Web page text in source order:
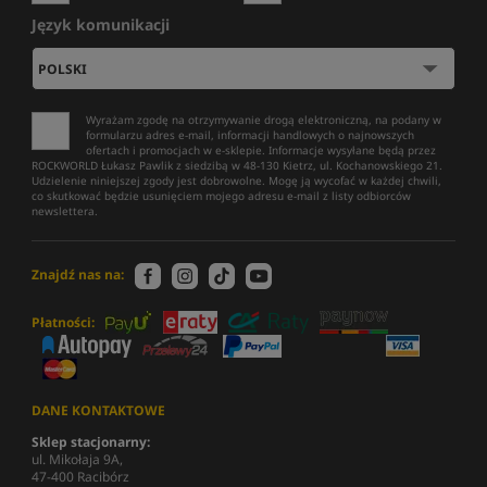
Język komunikacji
Wyrażam zgodę na otrzymywanie drogą elektroniczną, na podany w
formularzu adres e-mail, informacji handlowych o najnowszych
ofertach i promocjach w e-sklepie. Informacje wysyłane będą przez
ROCKWORLD Łukasz Pawlik z siedzibą w 48-130 Kietrz, ul. Kochanowskiego 21.
Udzielenie niniejszej zgody jest dobrowolne. Mogę ją wycofać w każdej chwili,
co skutkować będzie usunięciem mojego adresu e-mail z listy odbiorców
newslettera.
Znajdź nas na:
Płatności:
DANE KONTAKTOWE
Sklep stacjonarny:
ul. Mikołaja 9A,
47-400 Racibórz